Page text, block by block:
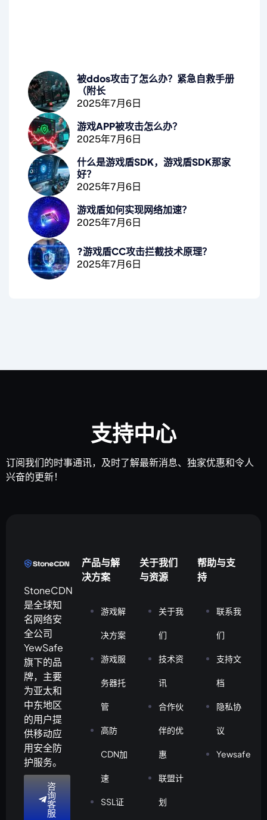
被ddos攻击了怎么办？紧急自救手册
（附长
2025年7月6日
游戏APP被攻击怎么办？
2025年7月6日
什么是游戏盾SDK，游戏盾SDK那家
好？
2025年7月6日
游戏盾如何实现网络加速？
2025年7月6日
?游戏盾CC攻击拦截技术原理？
2025年7月6日
支持中心
订阅我们的时事通讯，及时了解最新消息、独家优惠和令人
兴奋的更新！
StoneCDN
是全球知
名网络安
全公司
YewSafe
旗下的品
牌，主要
为亚太和
中东地区
的用户提
供移动应
用安全防
护服务。
咨
询
客
服
产品与解
决方案
游戏解
决方案
游戏服
务器托
管
高防
CDN加
速
SSL证
关于我们
与资源
关于我
们
技术资
讯
合作伙
伴的优
惠
联盟计
划
帮助与支
持
联系我
们
支持文
档
隐私协
议
Yewsafe